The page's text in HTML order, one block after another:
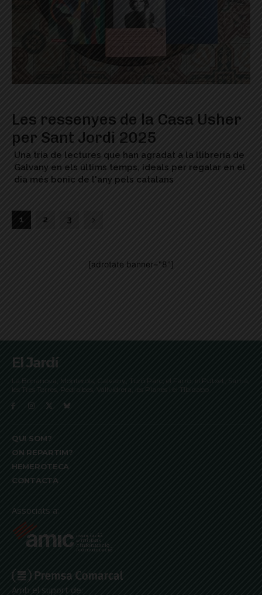
Les ressenyes de la Casa Usher
per Sant Jordi 2025
Una tria de lectures que han agradat a la llibreria de
Galvany en els últims temps, ideals per regalar en el
dia més bonic de l'any pels catalans
1 2 3
[adrotate banner="8"]
El Jardí
La Bonanova, Monterols, Galvany, Turó Parc, el Farró, el Putxet, Sarrià,
les Tres Torres, Pedralbes, Vallvidrera, les Planes i el Tibidabo
QUI SOM?
ON REPARTIM?
HEMEROTECA
CONTACTA
Associats a:
Amb el suport de: